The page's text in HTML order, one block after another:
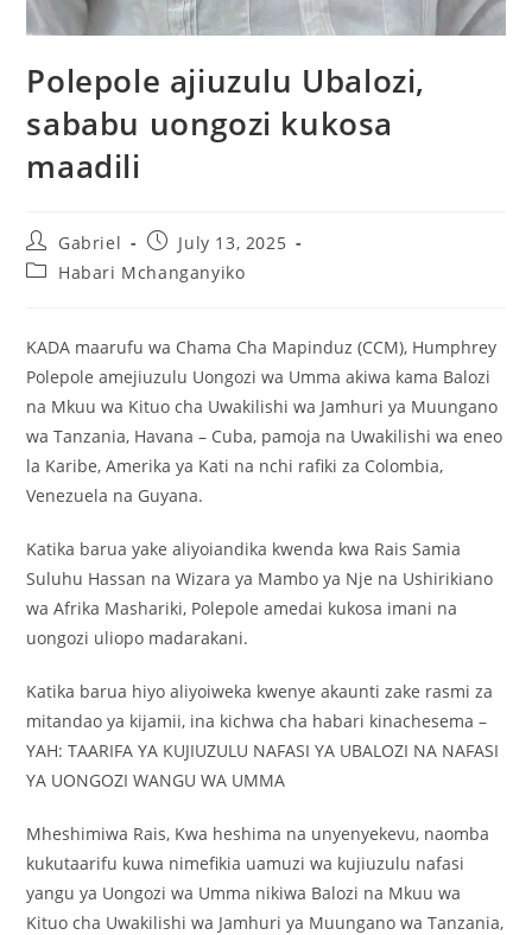
Polepole ajiuzulu Ubalozi,
sababu uongozi kukosa
maadili
Gabriel
July 13, 2025
Habari Mchanganyiko
KADA maarufu wa Chama Cha Mapinduz (CCM), Humphrey
Polepole amejiuzulu Uongozi wa Umma akiwa kama Balozi
na Mkuu wa Kituo cha Uwakilishi wa Jamhuri ya Muungano
wa Tanzania, Havana – Cuba, pamoja na Uwakilishi wa eneo
la Karibe, Amerika ya Kati na nchi rafiki za Colombia,
Venezuela na Guyana.
Katika barua yake aliyoiandika kwenda kwa Rais Samia
Suluhu Hassan na Wizara ya Mambo ya Nje na Ushirikiano
wa Afrika Mashariki, Polepole amedai kukosa imani na
uongozi uliopo madarakani.
Katika barua hiyo aliyoiweka kwenye akaunti zake rasmi za
mitandao ya kijamii, ina kichwa cha habari kinachesema –
YAH: TAARIFA YA KUJIUZULU NAFASI YA UBALOZI NA NAFASI
YA UONGOZI WANGU WA UMMA
Mheshimiwa Rais, Kwa heshima na unyenyekevu, naomba
kukutaarifu kuwa nimefikia uamuzi wa kujiuzulu nafasi
yangu ya Uongozi wa Umma nikiwa Balozi na Mkuu wa
Kituo cha Uwakilishi wa Jamhuri ya Muungano wa Tanzania,